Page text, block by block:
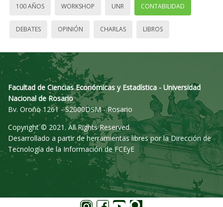
100 AÑOS WORKSHOP UNR CONTABILIDAD
DEBATES OPINIÓN CHARLAS LIBROS
Facultad de Ciencias Económicas y Estadística - Universidad
Nacional de Rosario
Bv. Oroño 1261 - S2000DSM - Rosario
Copyright © 2021. All Rights Reserved.
Desarrollado a partir de herramientas libres por la Dirección de
Tecnología de la Información de FCEyE